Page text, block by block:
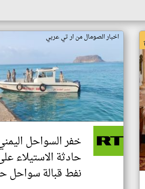
اخبار الصومال من ار تي عربي
خفر السواحل
حادثة الاستيلاء
نفط قبالة